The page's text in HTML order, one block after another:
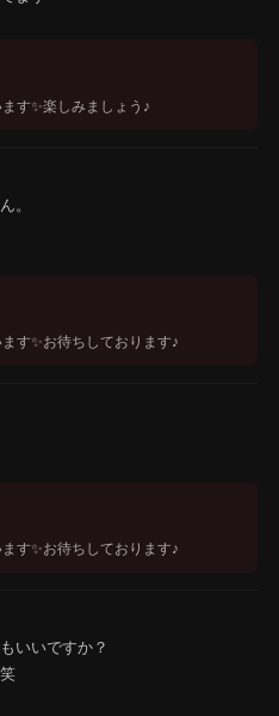
す✨️楽しみましょう♪
。
す✨️お待ちしております♪
す✨️お待ちしております♪
いいですか？